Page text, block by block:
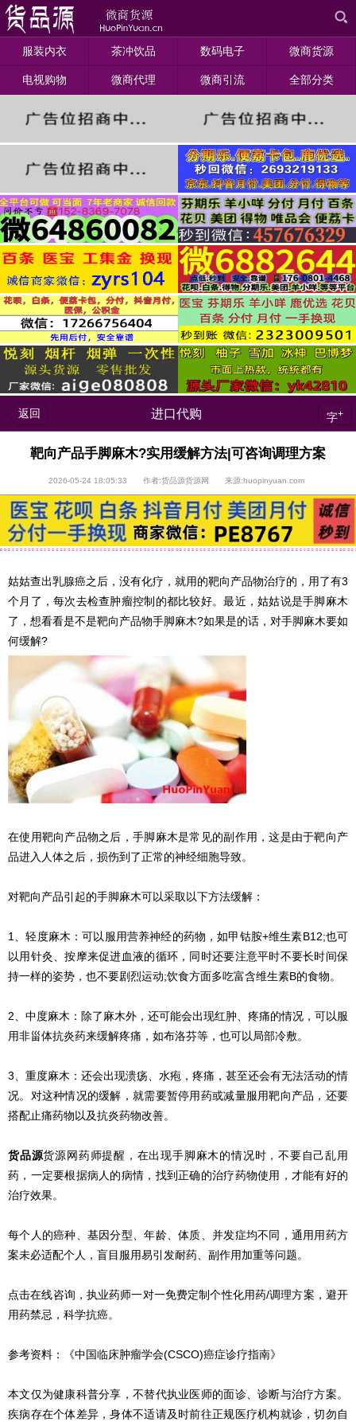
服装内衣 茶冲饮品 数码电子 微商货源
电视购物 微商代理 微商引流 全部分类
返回 进口代购 字+
靶向产品手脚麻木?实用缓解方法|可咨询调理方案
2026-05-24 18:05:33 作者:货品源货源网 来源:huopinyuan.com
姑姑查出乳腺癌之后，没有化疗，就用的靶向产品物治疗的，用了有3
个月了，每次去检查肿瘤控制的都比较好。最近，姑姑说是手脚麻木
了，想看看是不是靶向产品物手脚麻木?如果是的话，对手脚麻木要如
何缓解?
在使用靶向产品物之后，手脚麻木是常见的副作用，这是由于靶向产
品进入人体之后，损伤到了正常的神经细胞导致。
对靶向产品引起的手脚麻木可以采取以下方法缓解：
1、轻度麻木：可以服用营养神经的药物，如甲钴胺+维生素B12;也可
以用针灸、按摩来促进血液的循环，同时还要注意平时不要长时间保
持一样的姿势，也不要剧烈运动;饮食方面多吃富含维生素B的食物。
2、中度麻木：除了麻木外，还可能会出现红肿、疼痛的情况，可以服
用非甾体抗炎药来缓解疼痛，如布洛芬等，也可以局部冷敷。
3、重度麻木：还会出现溃疡、水疱，疼痛，甚至还会有无法活动的情
况。对这种情况的缓解，就需要暂停用药或减量服用靶向产品，还要
搭配止痛药物以及抗炎药物改善。
货品源货源网药师提醒，在出现手脚麻木的情况时，不要自己乱用
药，一定要根据病人的病情，找到正确的治疗药物使用，才能有好的
治疗效果。
每个人的癌种、基因分型、年龄、体质、并发症均不同，通用用药方
案未必适配个人，盲目服用易引发耐药、副作用加重等问题。
点击在线咨询，执业药师一对一免费定制个性化用药/调理方案，避开
用药禁忌，科学抗癌。
参考资料：《中国临床肿瘤学会(CSCO)癌症诊疗指南》
本文仅为健康科普分享，不替代执业医师的面诊、诊断与治疗方案。
疾病存在个体差异，身体不适请及时前往正规医疗机构就诊，切勿自